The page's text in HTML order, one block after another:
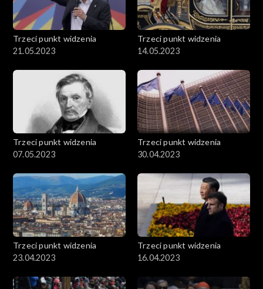
Trzeci punkt widzenia
21.05.2023
Trzeci punkt widzenia
14.05.2023
Trzeci punkt widzenia
07.05.2023
Trzeci punkt widzenia
30.04.2023
Trzeci punkt widzenia
23.04.2023
Trzeci punkt widzenia
16.04.2023